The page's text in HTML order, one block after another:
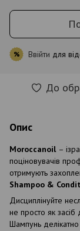
% Ввійти для
До
Опис
Moroccanoil –
поціновувачів
отримують
Shampoo &
Дисциплінуйте
не просто як
Шампунь